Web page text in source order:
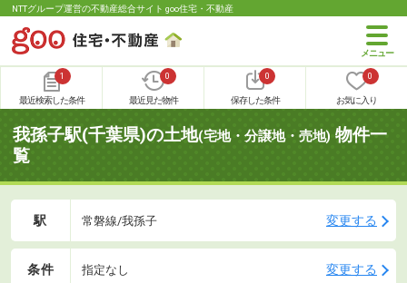
NTTグループ運営の不動産総合サイト goo住宅・不動産
1
最近検索した条件
0
最近見た物件
0
保存した条件
0
お気に入り
我孫子駅(千葉県)の土地(宅地・分譲地・売地) 物件一
覧
駅 常磐線/我孫子 変更する
条件 指定なし 変更する